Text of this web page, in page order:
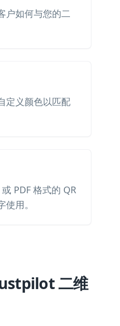
户如何与您的二
定义颜色以匹配
PDF 格式的 QR
用。
二维